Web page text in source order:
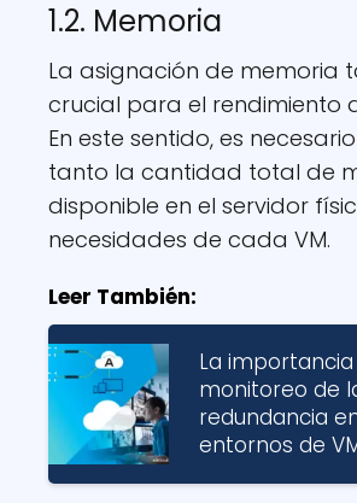
1.2. Memoria
La asignación de memoria
crucial para el rendimiento
En este sentido, es
tanto la cantidad total de
disponible en el servidor
necesidades de cada VM.
Leer También:
La
monitoreo de
redundancia
entornos de